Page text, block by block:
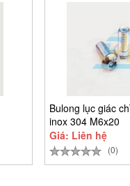
Bulong lục giác
inox 304 M6x20
Giá: Liên hệ
(0)